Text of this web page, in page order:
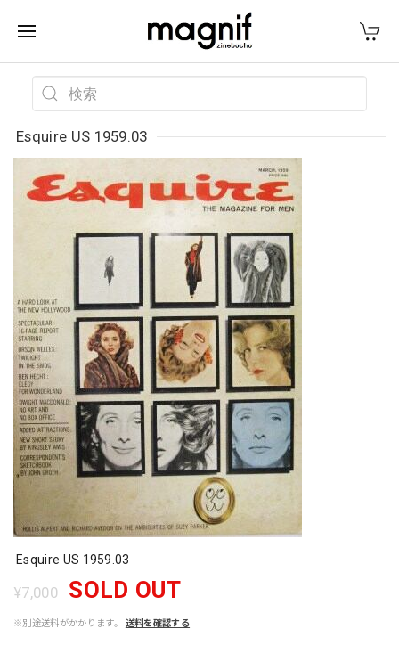
Esquire US 1959.03
Esquire US 1959.03
¥7,000 SOLD OUT
※別途送料がかかります。 送料を確認する